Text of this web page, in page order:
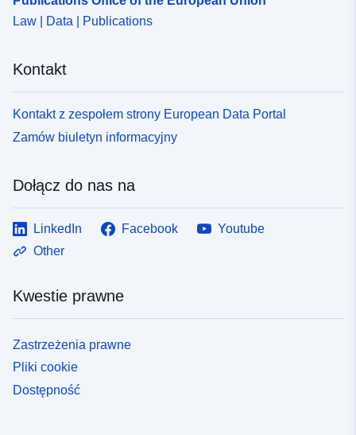
Law | Data | Publications
Kontakt
Kontakt z zespołem strony European Data Portal
Zamów biuletyn informacyjny
Dołącz do nas na
LinkedIn Facebook
Youtube
Other
Kwestie prawne
Zastrzeżenia prawne
Pliki cookie
Dostępność